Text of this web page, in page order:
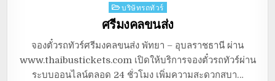
Posted
in
บริษัทรถทัวร์
ศรีมงคลขนส่ง
จองตั๋วรถทัวร์ศรีมงคลขนส่ง พัทยา – อุบลราชธานี ผ่าน
www.thaibustickets.com เปิดให้บริการจองตั๋วรถทัวร์ผ่าน
ระบบออนไลน์ตลอด 24 ชั่วโมง เพิ่มความสะดวกสบา…